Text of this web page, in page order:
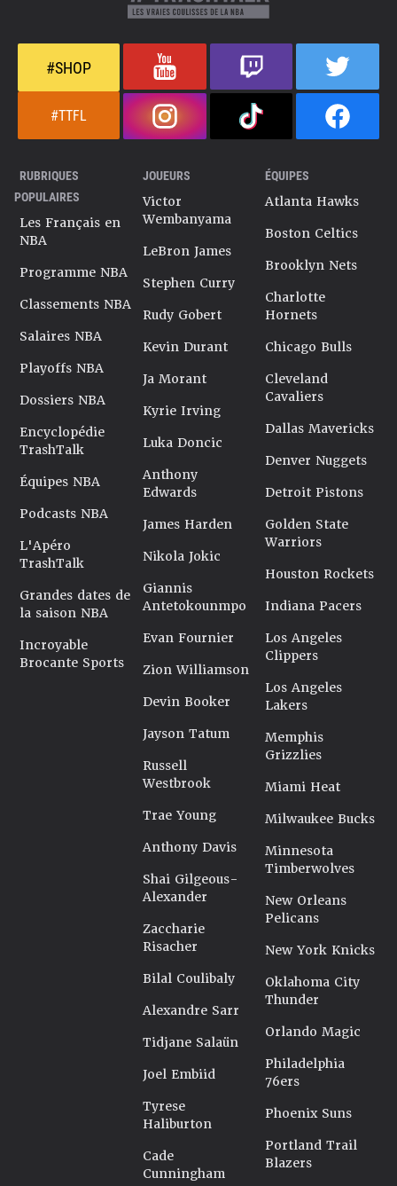
#SHOP
#TTFL
RUBRIQUES
POPULAIRES
Les Français en
NBA
Programme NBA
Classements NBA
Salaires NBA
Playoffs NBA
Dossiers NBA
Encyclopédie
TrashTalk
Équipes NBA
Podcasts NBA
L'Apéro
TrashTalk
Grandes dates de
la saison NBA
Incroyable
Brocante Sports
JOUEURS
Victor
Wembanyama
LeBron James
Stephen Curry
Rudy Gobert
Kevin Durant
Ja Morant
Kyrie Irving
Luka Doncic
Anthony
Edwards
James Harden
Nikola Jokic
Giannis
Antetokounmpo
Evan Fournier
Zion Williamson
Devin Booker
Jayson Tatum
Russell
Westbrook
Trae Young
Anthony Davis
Shai Gilgeous-
Alexander
Zaccharie
Risacher
Bilal Coulibaly
Alexandre Sarr
Tidjane Salaün
Joel Embiid
Tyrese
Haliburton
Cade
Cunningham
ÉQUIPES
Atlanta Hawks
Boston Celtics
Brooklyn Nets
Charlotte
Hornets
Chicago Bulls
Cleveland
Cavaliers
Dallas Mavericks
Denver Nuggets
Detroit Pistons
Golden State
Warriors
Houston Rockets
Indiana Pacers
Los Angeles
Clippers
Los Angeles
Lakers
Memphis
Grizzlies
Miami Heat
Milwaukee Bucks
Minnesota
Timberwolves
New Orleans
Pelicans
New York Knicks
Oklahoma City
Thunder
Orlando Magic
Philadelphia
76ers
Phoenix Suns
Portland Trail
Blazers